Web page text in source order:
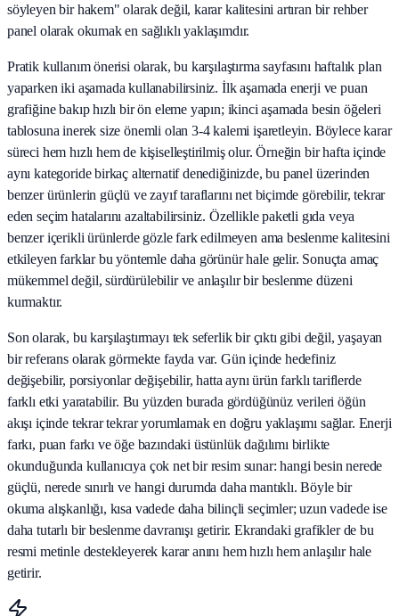
söyleyen bir hakem" olarak değil, karar kalitesini artıran bir rehber
panel olarak okumak en sağlıklı yaklaşımdır.
Pratik kullanım önerisi olarak, bu karşılaştırma sayfasını haftalık plan
yaparken iki aşamada kullanabilirsiniz. İlk aşamada enerji ve puan
grafiğine bakıp hızlı bir ön eleme yapın; ikinci aşamada besin öğeleri
tablosuna inerek size önemli olan 3-4 kalemi işaretleyin. Böylece karar
süreci hem hızlı hem de kişiselleştirilmiş olur. Örneğin bir hafta içinde
aynı kategoride birkaç alternatif denediğinizde, bu panel üzerinden
benzer ürünlerin güçlü ve zayıf taraflarını net biçimde görebilir, tekrar
eden seçim hatalarını azaltabilirsiniz. Özellikle paketli gıda veya
benzer içerikli ürünlerde gözle fark edilmeyen ama beslenme kalitesini
etkileyen farklar bu yöntemle daha görünür hale gelir. Sonuçta amaç
mükemmel değil, sürdürülebilir ve anlaşılır bir beslenme düzeni
kurmaktır.
Son olarak, bu karşılaştırmayı tek seferlik bir çıktı gibi değil, yaşayan
bir referans olarak görmekte fayda var. Gün içinde hedefiniz
değişebilir, porsiyonlar değişebilir, hatta aynı ürün farklı tariflerde
farklı etki yaratabilir. Bu yüzden burada gördüğünüz verileri öğün
akışı içinde tekrar tekrar yorumlamak en doğru yaklaşımı sağlar. Enerji
farkı, puan farkı ve öğe bazındaki üstünlük dağılımı birlikte
okunduğunda kullanıcıya çok net bir resim sunar: hangi besin nerede
güçlü, nerede sınırlı ve hangi durumda daha mantıklı. Böyle bir
okuma alışkanlığı, kısa vadede daha bilinçli seçimler; uzun vadede ise
daha tutarlı bir beslenme davranışı getirir. Ekrandaki grafikler de bu
resmi metinle destekleyerek karar anını hem hızlı hem anlaşılır hale
getirir.